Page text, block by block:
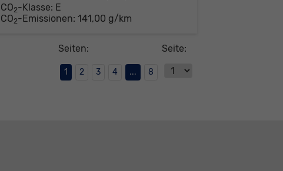
CO2-Klasse: E
CO2-Emissionen:141,00 g/km
Seite:
Seiten:
1 2 3 4 ... 8